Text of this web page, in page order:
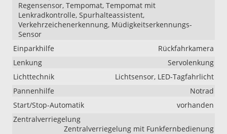
Regensensor, Tempomat, Tempomat mit
Lenkradkontrolle, Spurhalteassistent,
Verkehrzeichenerkennung, Müdigkeitserkennungs-
Sensor
Einparkhilfe
Rückfahrkamera
Lenkung
Servolenkung
Lichttechnik
Lichtsensor, LED-Tagfahrlicht
Pannenhilfe
Notrad
Start/Stop-Automatik
vorhanden
Zentralverriegelung
Zentralverriegelung mit Funkfernbedienung